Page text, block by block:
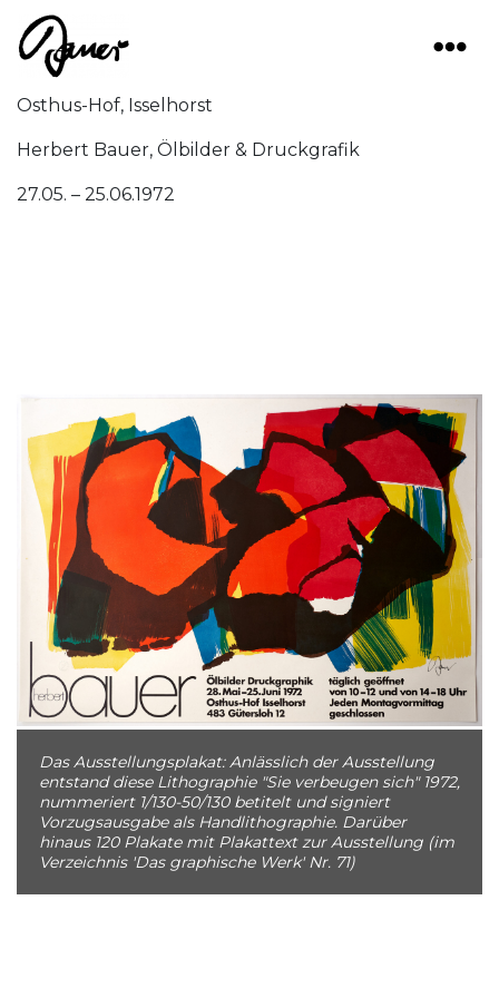
Main Navigation
Osthus-Hof, Isselhorst
Herbert Bauer, Ölbilder & Druckgrafik
27.05. – 25.06.1972
Das Ausstellungsplakat: Anlässlich der Ausstellung
entstand diese Lithographie "Sie verbeugen sich" 1972,
nummeriert 1/130-50/130 betitelt und signiert
Vorzugsausgabe als Handlithographie. Darüber
hinaus 120 Plakate mit Plakattext zur Ausstellung (im
Verzeichnis 'Das graphische Werk' Nr. 71)